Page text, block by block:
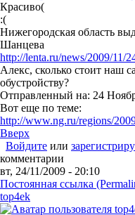
Красиво(
:(
Нижегородская область
Шанцева
http://lenta.ru/news/2009/11/
Алекс, сколько стоит наш
обустройству?
Отправленный на: 24
Вот еще по теме:
http://www.ng.ru/regions/
Вверх
Войдите или
комментарии
вт, 24/11/2009 - 20:10
Постоянная ссылка
top4ek